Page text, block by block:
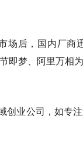
场后，国内厂
即梦、阿里万相
创业公司，如专